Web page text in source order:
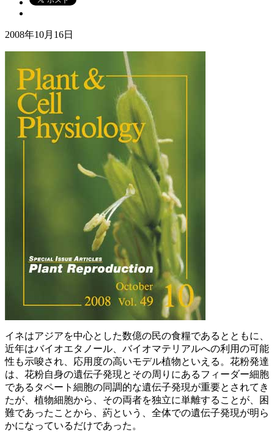
2008年10月16日
イネはアジアを中心とした数億の民の食糧であるとともに、
近年はバイオエタノール、バイオマテリアルへの利用の可能
性も示唆され、応用度の高いモデル植物といえる。花粉発達
は、花粉自身の遺伝子発現とその周りにあるフィーダー細胞
であるタペート細胞の同調的な遺伝子発現が重要とされてき
たが、植物細胞から、その両者を独立に単離することが、困
難であったことから、葯という、全体での遺伝子発現が明ら
かになっているだけであった。